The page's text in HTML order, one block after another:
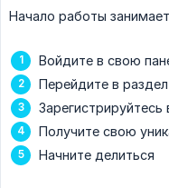
Начало работы
Войдите в свою
Перейдите в раздел
Получите свою
Начните делиться